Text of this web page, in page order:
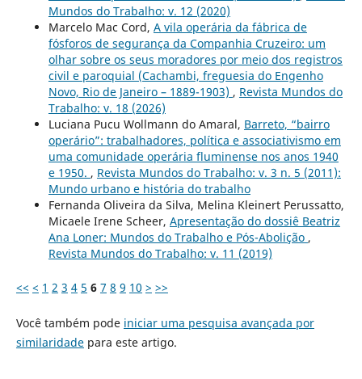
Mundos do Trabalho: v. 12 (2020)
Marcelo Mac Cord, A vila operária da fábrica de
fósforos de segurança da Companhia Cruzeiro: um
olhar sobre os seus moradores por meio dos registros
civil e paroquial (Cachambi, freguesia do Engenho
Novo, Rio de Janeiro – 1889-1903) , Revista Mundos do
Trabalho: v. 18 (2026)
Luciana Pucu Wollmann do Amaral, Barreto, “bairro
operário”: trabalhadores, política e associativismo em
uma comunidade operária fluminense nos anos 1940
e 1950. , Revista Mundos do Trabalho: v. 3 n. 5 (2011):
Mundo urbano e história do trabalho
Fernanda Oliveira da Silva, Melina Kleinert Perussatto,
Micaele Irene Scheer, Apresentação do dossiê Beatriz
Ana Loner: Mundos do Trabalho e Pós-Abolição ,
Revista Mundos do Trabalho: v. 11 (2019)
<< < 1 2 3 4 5 6 7 8 9 10 > >>
Você também pode iniciar uma pesquisa avançada por
similaridadepara este artigo.